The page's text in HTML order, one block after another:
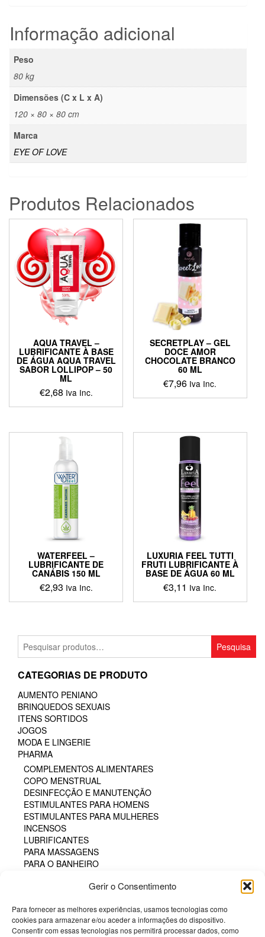
Gerir o Consentimento
Para fornecer as melhores experiências, usamos tecnologias como
cookies para armazenar e/ou aceder a informações do dispositivo.
Consentir com essas tecnologias nos permitirá processar dados, como
Informação adicional
Peso
80 kg
Dimensões (C x L x A)
120 × 80 × 80 cm
Marca
EYE OF LOVE
Produtos Relacionados
AQUA TRAVEL –
LUBRIFICANTE À BASE
DE ÁGUA AQUA TRAVEL
SABOR LOLLIPOP – 50
ML
€2,68 Iva Inc.
SECRETPLAY – GEL
DOCE AMOR
CHOCOLATE BRANCO
60 ML
€7,96 Iva Inc.
WATERFEEL –
LUBRIFICANTE DE
CANÁBIS 150 ML
€2,93 Iva Inc.
LUXURIA FEEL TUTTI
FRUTI LUBRIFICANTE À
BASE DE ÁGUA 60 ML
€3,11 Iva Inc.
por:
Pesquisa
CATEGORIAS DE PRODUTO
AUMENTO PENIANO
BRINQUEDOS SEXUAIS
ITENS SORTIDOS
JOGOS
MODA E LINGERIE
PHARMA
COMPLEMENTOS ALIMENTARES
COPO MENSTRUAL
DESINFECÇÃO E MANUTENÇÃO
ESTIMULANTES PARA HOMENS
ESTIMULANTES PARA MULHERES
INCENSOS
LUBRIFICANTES
PARA MASSAGENS
PARA O BANHEIRO
TAMPÃO HIGIÊNICO
TINTA CORPORAL COMESTÍVEL